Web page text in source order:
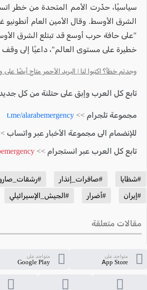
سياسيًا، حذّرت الأمم المتحدة من خطر
الشرق الأوسط. وقال الأمين العام أنطونيو
"على حافة حرب أوسع قد تبتلع الشرق
خطيرة على مستوى العالم"، داعيًا إلى وقف
وجدتم خطأ؟ اكتبوا لنا | البريد الأحمر متاح أيضًا
تابع كل العرب وإبق على حتلنة من كل
مجموعة تلجرام >> t.me/alarabemergency
للإنضمام الى مجموعة الأخبار عبر واتساب
تابع كل العرب عبر انستجرام >>
#شظايا #صافرات_إنذار
#إيران
#أضرار #الجيش_الإسيرائيلي
مقالات متعلقة
متواجد على
App Store
متواجد على
Google Play